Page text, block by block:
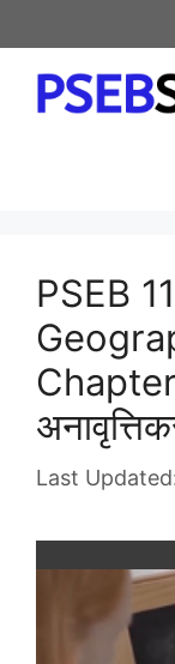
to
content
PSEB